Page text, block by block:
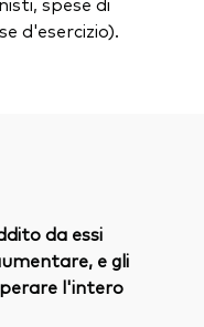
d'esercizio).
da essi
e gli
l'intero